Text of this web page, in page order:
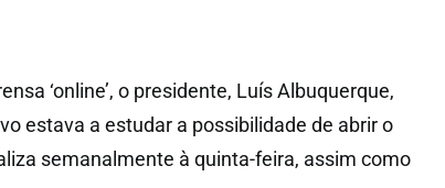
‘online’, o presidente, Luís Albuquerque,
estava a estudar a possibilidade de abrir o
semanalmente à quinta-feira, assim como